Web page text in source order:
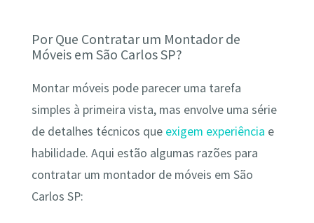
Por Que Contratar um Montador de
Móveis em São Carlos SP?
Montar móveis pode parecer uma tarefa
simples à primeira vista, mas envolve uma série
de detalhes técnicos que exigem experiência e
habilidade. Aqui estão algumas razões para
contratar um montador de móveis em São
Carlos SP: